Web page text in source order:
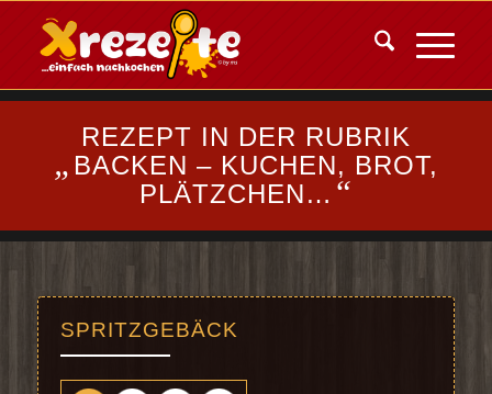
REZEPT IN DER RUBRIK
„ BACKEN – KUCHEN, BROT,
PLÄTZCHEN… “
SPRITZGEBÄCK